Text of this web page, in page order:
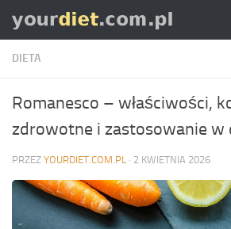
Skip to content
DIETA
Romanesco – właściwości,
zdrowotne i zastosowanie w
PRZEZ YOURDIET.COM.PL · 2 KWIETNIA 2026